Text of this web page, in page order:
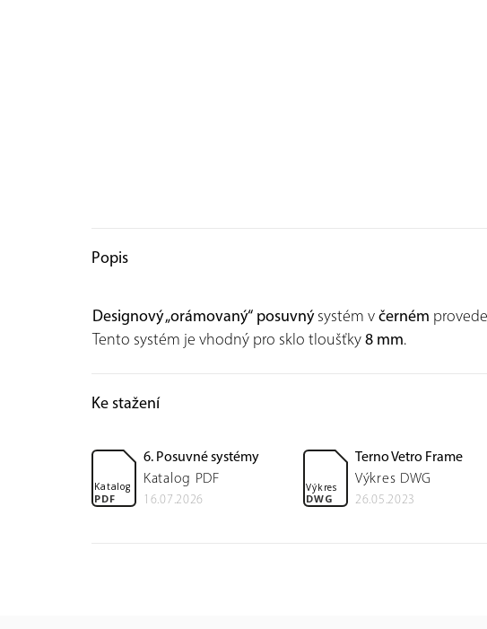
Popis
Designový „orámovaný“ posuvnýsystém včerném
Tento systém je vhodný pro sklo tloušťky8 mm.
Ke stažení
Katalog
PDF
6. Posuvné systémy
Katalog PDF
16.07.2026
Výkres
DWG
Terno Vetro Frame
Výkres DWG
26.05.2023